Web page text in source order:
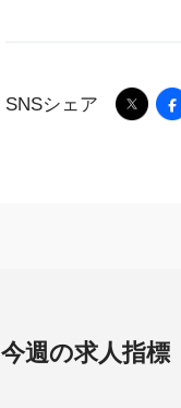
SNSシェア
今週の求人指標